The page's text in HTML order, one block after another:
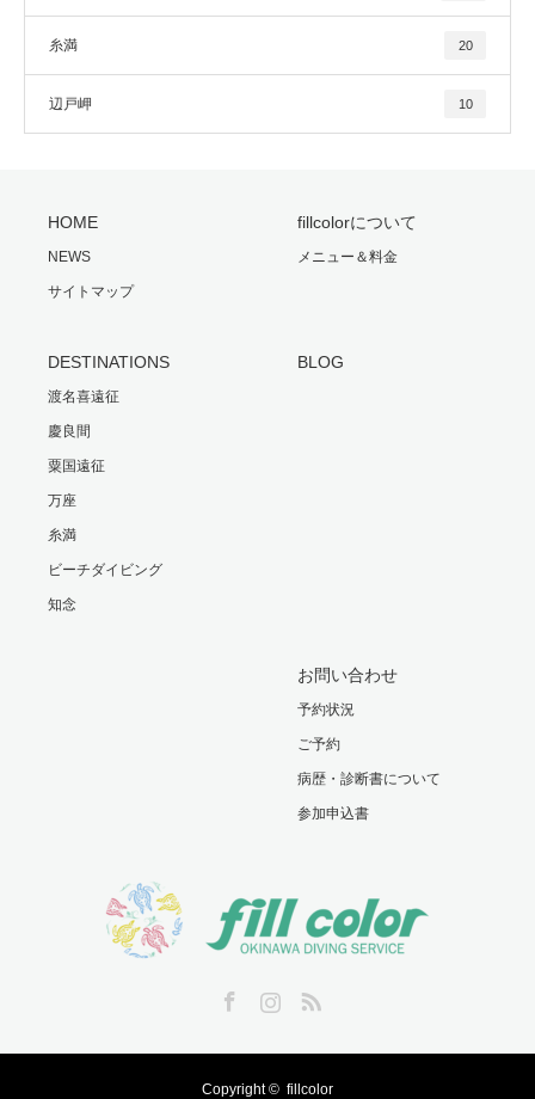
糸満 20
辺戸岬 10
HOME
NEWS
サイトマップ
fillcolorについて
メニュー＆料金
DESTINATIONS
渡名喜遠征
慶良間
粟国遠征
万座
糸満
ビーチダイビング
知念
BLOG
お問い合わせ
予約状況
ご予約
病歴・診断書について
参加申込書
Copyright © fillcolor